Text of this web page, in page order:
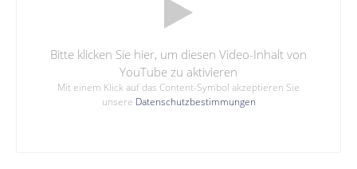
Bitte klicken Sie hier, um diesen Video-Inhalt von
YouTube zu aktivieren
Mit einem Klick auf das Content-Symbol akzeptieren Sie
unsere Datenschutzbestimmungen